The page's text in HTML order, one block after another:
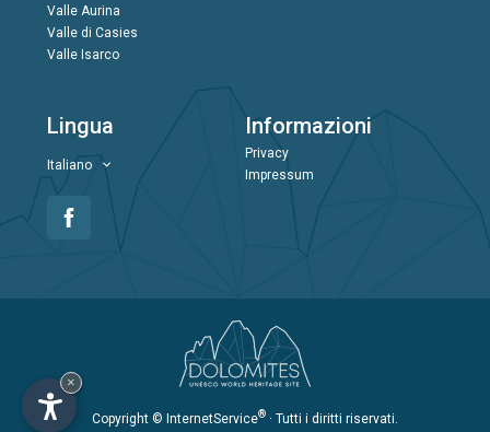
Valle Aurina
Valle di Casies
Valle Isarco
Lingua
Italiano
Informazioni
Privacy
Impressum
Copyright © InternetService® · Tutti i diritti riservati.
×